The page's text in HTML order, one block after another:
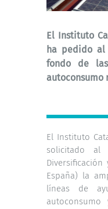
El Instituto
ha pedido
fondo de
autoconsumo
El Instituto
solicitado al
España) la
líneas de